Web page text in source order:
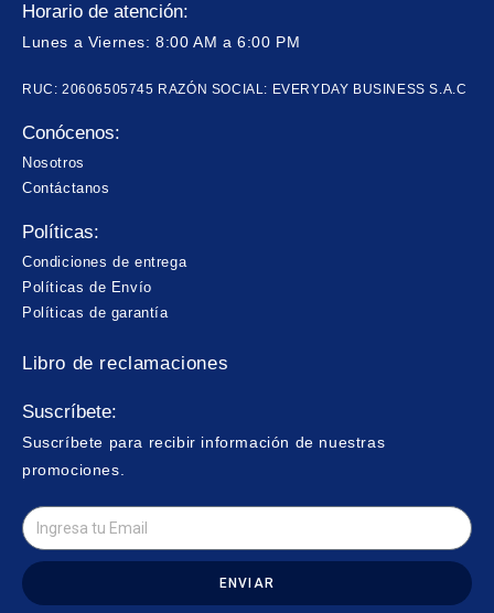
Horario de atención:
Lunes a Viernes: 8:00 AM a 6:00 PM
RUC: 20606505745 RAZÓN SOCIAL: EVERYDAY BUSINESS S.A.C
Conócenos:
Nosotros
Contáctanos
Políticas:
Condiciones de entrega
Políticas de Envío
Políticas de garantía
Libro de reclamaciones
Suscríbete:
Suscríbete para recibir información de nuestras
promociones.
ENVIAR